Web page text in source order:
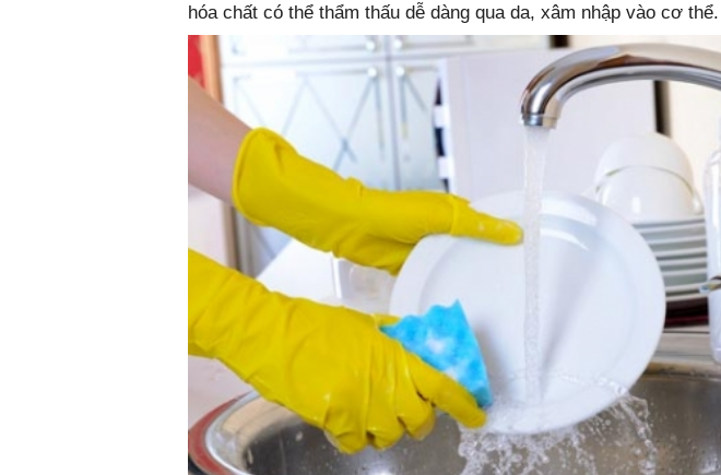
hóa chất có thể thẩm thấu dễ dàng qua da, xâm nhập vào cơ thể.